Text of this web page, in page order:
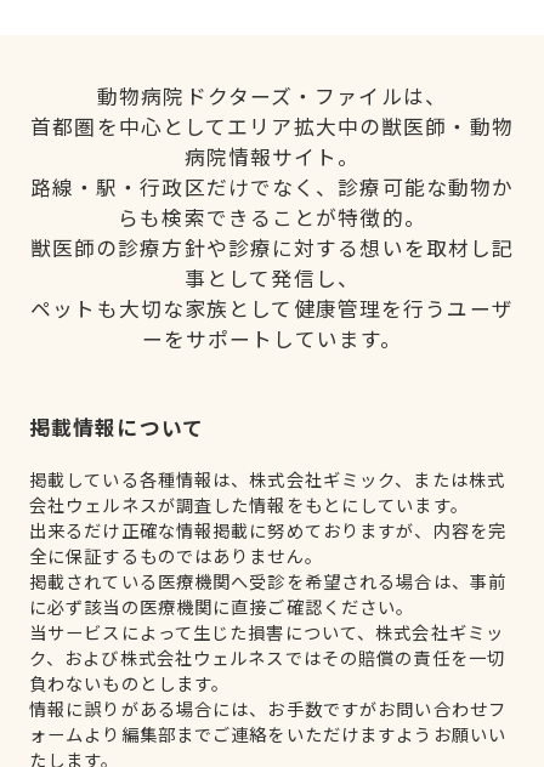
動物病院ドクターズ・ファイルは、
首都圏を中心としてエリア拡大中の獣医師・動物
病院情報サイト。
路線・駅・行政区だけでなく、診療可能な動物か
らも検索できることが特徴的。
獣医師の診療方針や診療に対する想いを取材し記
事として発信し、
ペットも大切な家族として健康管理を行うユーザ
ーをサポートしています。
掲載情報について
掲載している各種情報は、株式会社ギミック、または株式
会社ウェルネスが調査した情報をもとにしています。
出来るだけ正確な情報掲載に努めておりますが、内容を完
全に保証するものではありません。
掲載されている医療機関へ受診を希望される場合は、事前
に必ず該当の医療機関に直接ご確認ください。
当サービスによって生じた損害について、株式会社ギミッ
ク、および株式会社ウェルネスではその賠償の責任を一切
負わないものとします。
情報に誤りがある場合には、お手数ですがお問い合わせフ
ォームより編集部までご連絡をいただけますようお願いい
たします。